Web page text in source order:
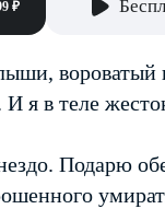
₽
вороватый
я в теле
Подарю